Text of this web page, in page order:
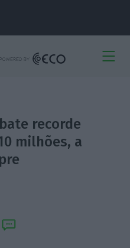
recorde
milhões, a